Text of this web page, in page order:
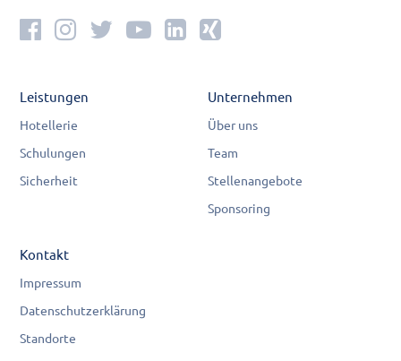
Leistungen
Hotellerie
Schulungen
Sicherheit
Unternehmen
Über uns
Team
Stellenangebote
Sponsoring
Kontakt
Impressum
Datenschutzerklärung
Standorte